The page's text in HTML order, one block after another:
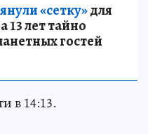
«сетку»для
13 лет тайно
гостей
в 14:13.